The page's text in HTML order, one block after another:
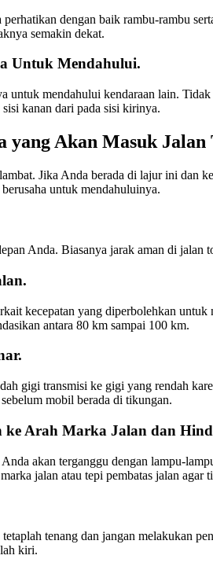
dengan baik rambu-rambu
semakin dekat.
Untuk Mendahului.
untuk mendahului kendaraan lain.
kanan dari pada sisi kirinya.
yang Akan Masuk Jalan
Jika Anda berada di lajur ini dan
untuk mendahuluinya.
Anda. Biasanya jarak aman di jalan
kecepatan yang diperbolehkan
antara 80 km sampai 100 km.
gigi transmisi ke gigi yang rendah
mobil berada di tikungan.
ke Arah Marka Jalan dan
akan terganggu dengan lampu-
jalan atau tepi pembatas jalan agar
tenang dan jangan melakukan
kiri.